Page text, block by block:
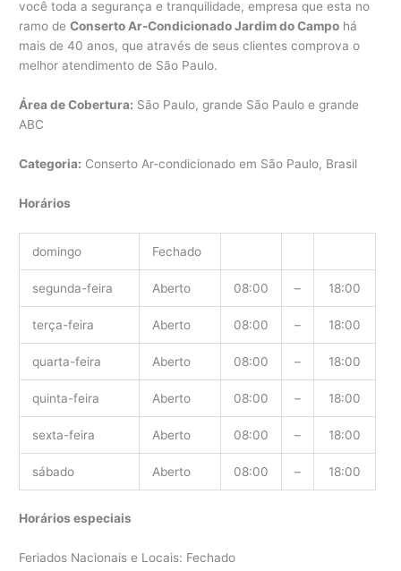
você toda a segurança e tranquilidade, empresa que esta no
ramo deConserto Ar-Condicionado Jardim do Campo há
mais de 40 anos, que através de seus clientes comprova o
melhor atendimento de São Paulo.
Área de Cobertura: São Paulo, grande São Paulo e grande
ABC
Categoria: Conserto Ar-condicionado em São Paulo, Brasil
Horários
domingo Fechado
segunda-feira Aberto 08:00 – 18:00
terça-feira Aberto 08:00 – 18:00
quarta-feira Aberto 08:00 – 18:00
quinta-feira Aberto 08:00 – 18:00
sexta-feira Aberto 08:00 – 18:00
sábado Aberto 08:00 – 18:00
Horários especiais
Feriados Nacionais e Locais: Fechado